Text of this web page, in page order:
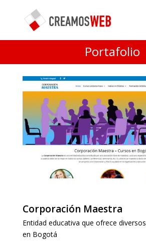
Portafolio
Corporación Maestra
Entidad educativa que ofrece
en Bogotá